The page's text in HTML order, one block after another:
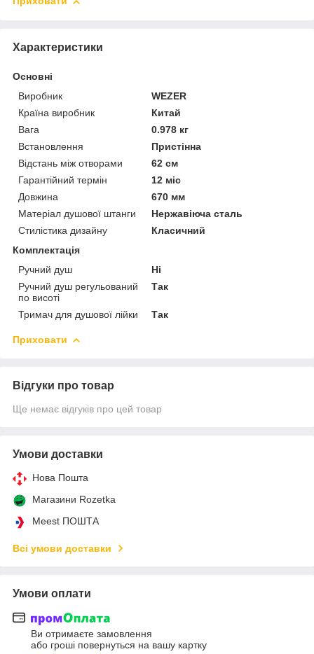
Характеристики
Основні
Виробник
WEZER
Країна виробник
Китай
Вага
0.978 кг
Встановлення
Пристінна
Відстань між отворами
62 см
Гарантійний термін
12 міс
Довжина
670 мм
Матеріал душової штанги
Нержавіюча сталь
Стилістика дизайну
Класичний
Комплектація
Ручний душ
Ні
Ручний душ регульований
по висоті
Так
Тримач для душової лійки Так
Приховати
Відгуки про товар
Ще немає відгуків про цей товар
Умови доставки
Нова Пошта
Магазини Rozetka
Meest ПОШТА
Всі умови доставки
Умови оплати
Ви отримаєте замовлення
або гроші повернуться на вашу картку